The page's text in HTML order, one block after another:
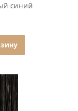
синий